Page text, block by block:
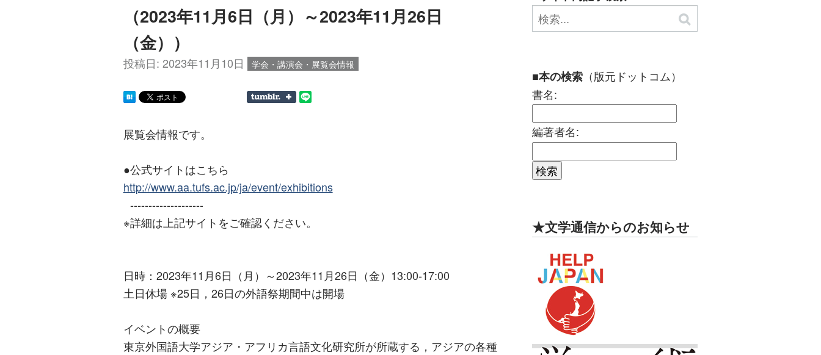
（2023年11月6日（月）～2023年11月26日
（金））
投稿日: 2023年11月10日 学会・講演会・展覧会情報
展覧会情報です。
●公式サイトはこちら
http://www.aa.tufs.ac.jp/ja/event/exhibitions
--------------------
※詳細は上記サイトをご確認ください。
日時：2023年11月6日（月）～2023年11月26日（金）13:00-17:00
土日休場 ※25日，26日の外語祭期間中は開場
イベントの概要
東京外国語大学アジア・アフリカ言語文化研究所が所蔵する，アジアの各種
■本の検索（版元ドットコム）
書名:
編著者名:
★文学通信からのお知らせ